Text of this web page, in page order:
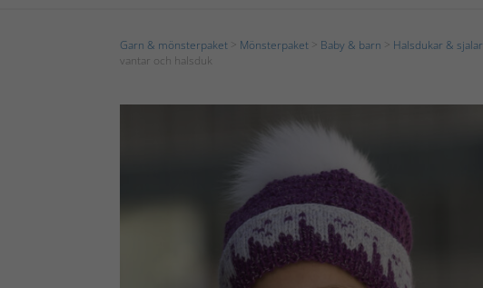
Garn & mönsterpaket Mönsterpaket Baby & barn Halsdukar & sjalar
vantar och halsduk